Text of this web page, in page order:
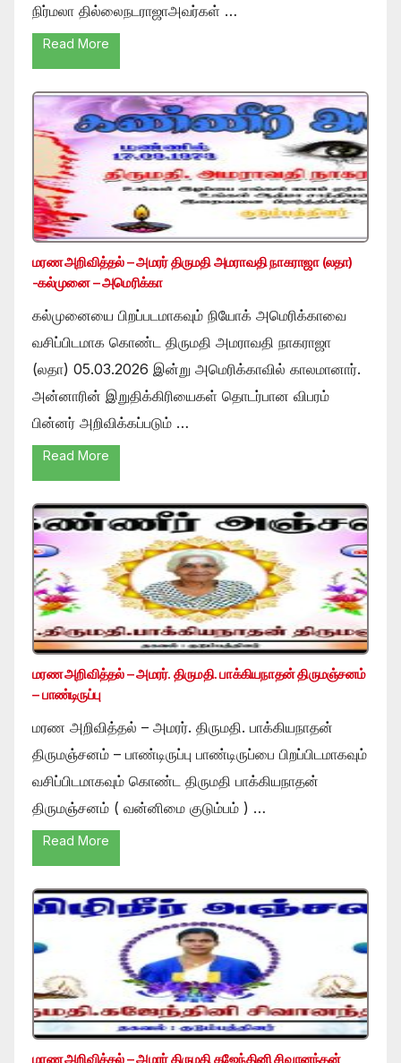
நிர்மலா தில்லைநடராஜாஅவர்கள் …
Read More
மரண அறிவித்தல் – அமரர் திருமதி அமராவதி நாகராஜா (லதா)
-கல்முனை – அமெரிக்கா
கல்முனையை பிறப்படமாகவும் நியோக் அமெரிக்காவை
வசிப்பிடமாக கொண்ட திருமதி அமராவதி நாகராஜா
(லதா) 05.03.2026 இன்று அமெரிக்காவில் காலமானார்.
அன்னாரின் இறுதிக்கிரியைகள் தொடர்பான விபரம்
பின்னர் அறிவிக்கப்படும் …
Read More
மரண அறிவித்தல் – அமரர். திருமதி. பாக்கியநாதன் திருமஞ்சனம்
– பாண்டிருப்பு
மரண அறிவித்தல் – அமரர். திருமதி. பாக்கியநாதன்
திருமஞ்சனம் – பாண்டிருப்பு பாண்டிருப்பை பிறப்பிடமாகவும்
வசிப்பிடமாகவும் கொண்ட திருமதி பாக்கியநாதன்
திருமஞ்சனம் ( வன்னிமை குடும்பம் ) …
Read More
மரண அறிவித்தல் – அமரர் திருமதி கஜேந்தினி சிவானந்தன்